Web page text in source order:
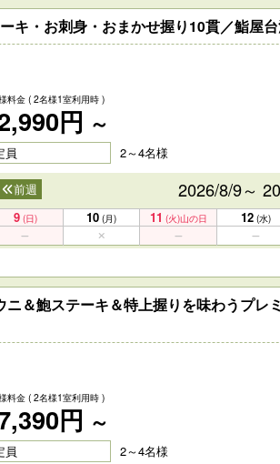
キ・お刺身・おまかせ握り10貫／鮨屋台
料金( 2名様1室利用時 )
円 ～
員 2～4名様
2026/8/9～
前週
9 (日) 10 (月) 11 (火)山の日 12 (水)
ニ＆鮑ステーキ＆特上握りを味わうプ
料金( 2名様1室利用時 )
円 ～
員 2～4名様